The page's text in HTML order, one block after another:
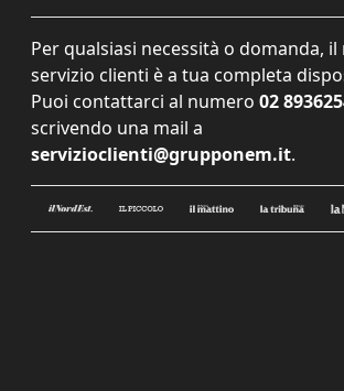
Per qualsiasi necessità o domanda,
servizio clienti è a tua completa
Puoi contattarci al numero 02
scrivendo una mail a
servizioclienti@grupponem.it.